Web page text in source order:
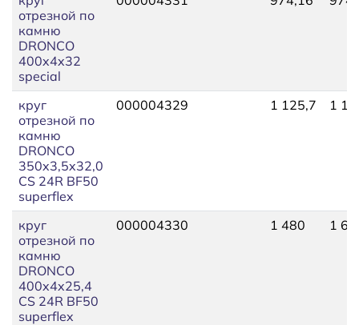
отрезной по
камню
DRONCO
400x4x32
special
круг
отрезной по
камню
DRONCO
350x3,5x32,0
CS 24R BF50
superflex
000004329 1 125,7 1
круг
отрезной по
камню
DRONCO
400x4x25,4
CS 24R BF50
superflex
000004330 1 480 1